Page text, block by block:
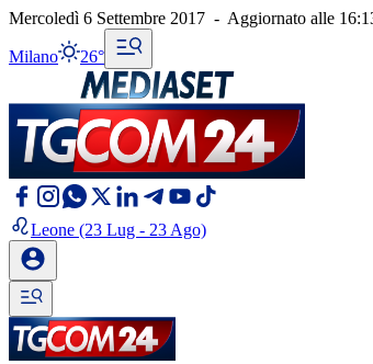
Mercoledì 6 Settembre 2017 - Aggiornato alle
Milano 26°
Leone (23 Lug - 23 Ago)